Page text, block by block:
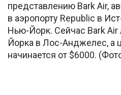
представлению Bark Air,
в аэропорту Republic в
Нью-Йорк. Сейчас Bark Air
Йорка в Лос-Анджелес, а
начинается от $6000.